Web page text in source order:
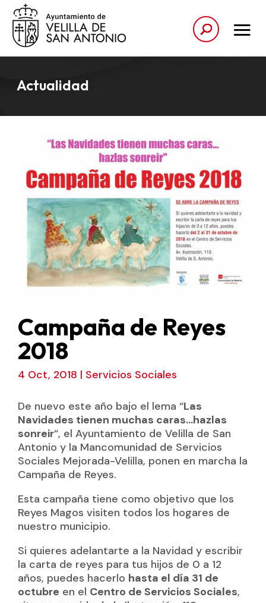
Actualidad
Campaña de Reyes
2018
4 Oct, 2018 | Servicios Sociales
De nuevo este año bajo el lema “Las
Navidades tienen muchas caras…hazlas
sonreir“, el Ayuntamiento de Velilla de San
Antonio y la Mancomunidad de Servicios
Sociales Mejorada-Velilla, ponen en marcha la
Campaña de Reyes.
Esta campaña tiene como objetivo que los
Reyes Magos visiten todos los hogares de
nuestro municipio.
Si quieres adelantarte a la Navidad y escribir
la carta de reyes para tus hijos de 0 a 12
años, puedes hacerlo hasta el día 31 de
octubre en el Centro de Servicios Sociales,